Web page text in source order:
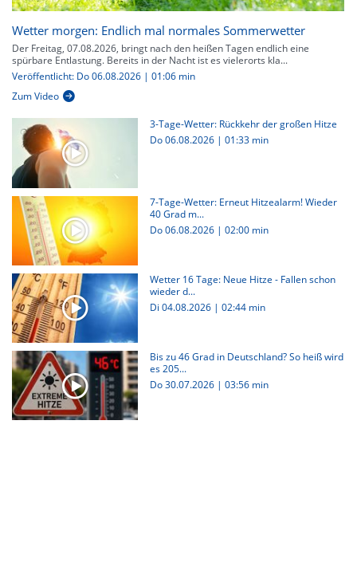
Wetter morgen: Endlich mal normales Sommerwetter
Der Freitag, 07.08.2026, bringt nach den heißen Tagen endlich eine
spürbare Entlastung. Bereits in der Nacht ist es vielerorts kla...
Veröffentlicht: Do 06.08.2026 | 01:06 min
Zum Video
3-Tage-Wetter: Rückkehr der großen Hitze
Do 06.08.2026 | 01:33 min
7-Tage-Wetter: Erneut Hitzealarm! Wieder
40 Grad m...
Do 06.08.2026 | 02:00 min
Wetter 16 Tage: Neue Hitze - Fallen schon
wieder d...
Di 04.08.2026 | 02:44 min
Bis zu 46 Grad in Deutschland? So heiß wird
es 205...
Do 30.07.2026 | 03:56 min